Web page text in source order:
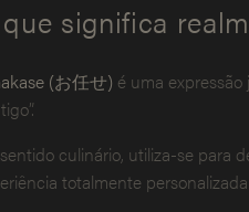
significa
(お任せ) é uma
culinário, utiliza-se para
totalmente